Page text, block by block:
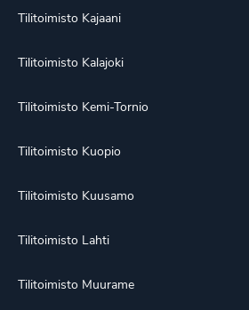
Tilitoimisto Kajaani
Tilitoimisto Kalajoki
Tilitoimisto Kemi-Tornio
Tilitoimisto Kuopio
Tilitoimisto Kuusamo
Tilitoimisto Lahti
Tilitoimisto Muurame